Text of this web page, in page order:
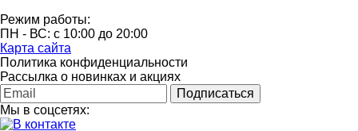
Режим работы:
ПН - ВС: с 10:00 до 20:00
Карта сайта
Политика конфиденциальности
Рассылка о новинках и акциях
Подписаться
Мы в соцсетях: